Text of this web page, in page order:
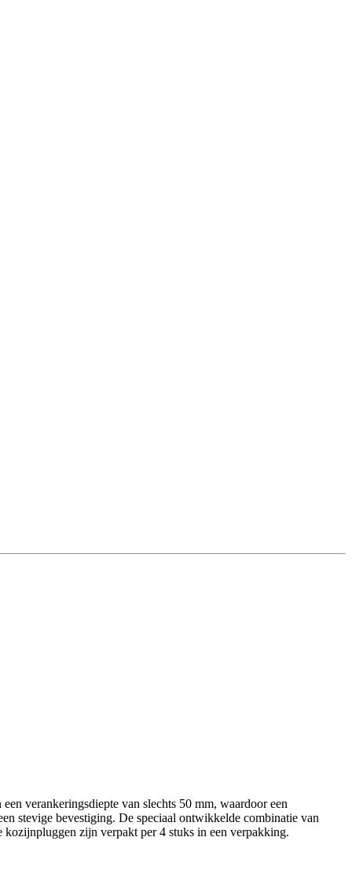
verankeringsdiepte van slechts 50 mm, waardoor een
stevige bevestiging. De speciaal ontwikkelde combinatie van
kozijnpluggen zijn verpakt per 4 stuks in een verpakking.